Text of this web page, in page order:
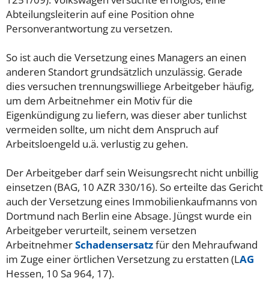
Abteilungsleiterin auf eine Position ohne
Personverantwortung zu versetzen.
So ist auch die Versetzung eines Managers an einen
anderen Standort grundsätzlich unzulässig. Gerade
dies versuchen trennungswilliege Arbeitgeber häufig,
um dem Arbeitnehmer ein Motiv für die
Eigenkündigung zu liefern, was dieser aber tunlichst
vermeiden sollte, um nicht dem Anspruch auf
Arbeitsloengeld u.ä. verlustig zu gehen.
Der Arbeitgeber darf sein Weisungsrecht nicht unbillig
einsetzen (BAG, 10 AZR 330/16). So erteilte das Gericht
auch der Versetzung eines Immobilienkaufmanns von
Dortmund nach Berlin eine Absage. Jüngst wurde ein
Arbeitgeber verurteilt, seinem versetzen
ArbeitnehmerSchadensersatzfür den Mehraufwand
im Zuge einer örtlichen Versetzung zu erstatten (LAG
Hessen, 10 Sa 964, 17).